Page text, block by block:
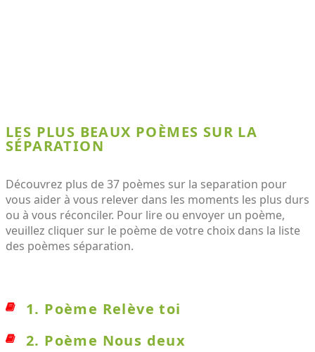
LES PLUS BEAUX POÈMES SUR LA
SÉPARATION
Découvrez plus de 37 poèmes sur la separation pour
vous aider à vous relever dans les moments les plus durs
ou à vous réconciler. Pour lire ou envoyer un poème,
veuillez cliquer sur le poème de votre choix dans la liste
des poèmes séparation.
1. Poème Relève toi
2. Poème Nous deux